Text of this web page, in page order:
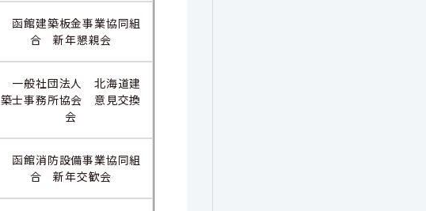
函館建築板金事業協同組
合 新年懇親会
一般社団法人 北海道建
築士事務所協会 意見交換
会
函館消防設備事業協同組
合 新年交歓会